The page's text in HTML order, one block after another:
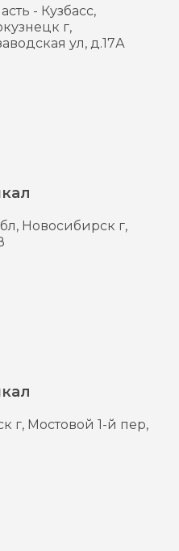
- Кузбасс,
г,
ул, д.17А
Новосибирск г,
г, Мостовой 1-й пер,